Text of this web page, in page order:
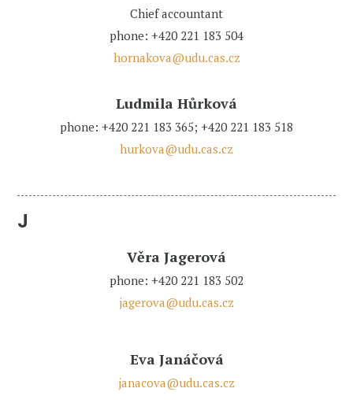
Chief accountant
phone: +420 221 183 504
hornakova@udu.cas.cz
Ludmila Hůrková
phone: +420 221 183 365; +420 221 183 518
hurkova@udu.cas.cz
J
Věra Jagerová
phone: +420 221 183 502
jagerova@udu.cas.cz
Eva Janáčová
janacova@udu.cas.cz